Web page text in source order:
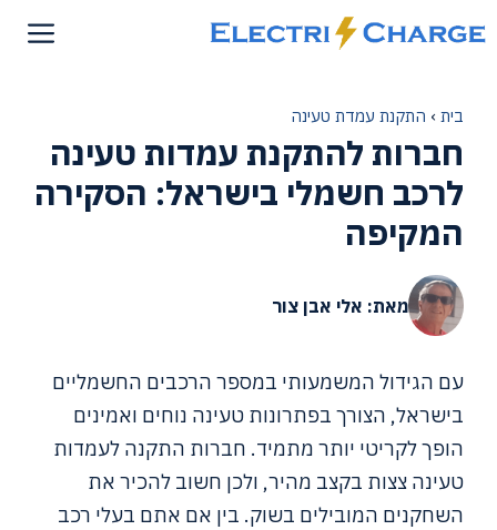
לתוכן
בית › התקנת עמדת טעינה
חברות להתקנת עמדות טעינה
לרכב חשמלי בישראל: הסקירה
המקיפה
מאת: אלי אבן צור
עם הגידול המשמעותי במספר הרכבים החשמליים
בישראל, הצורך בפתרונות טעינה נוחים ואמינים
הופך לקריטי יותר מתמיד. חברות התקנה לעמדות
טעינה צצות בקצב מהיר, ולכן חשוב להכיר את
השחקנים המובילים בשוק. בין אם אתם בעלי רכב